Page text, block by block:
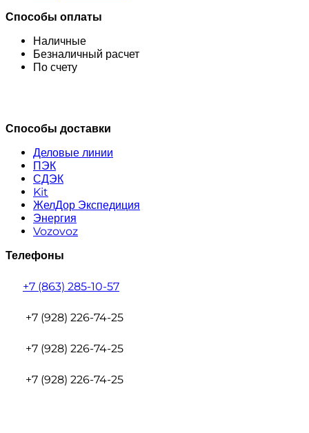
Способы оплаты
Наличные
Безналичный расчет
По счету
Способы доставки
Деловые линии
ПЭК
СДЭК
Kit
ЖелДор Экспедиция
Энергия
Vozovoz
Телефоны
+7 (863) 285-10-57
+7 (928) 226-74-25
+7 (928) 226-74-25
+7 (928) 226-74-25